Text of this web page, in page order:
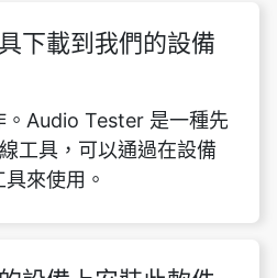
下載到我們的設備
。Audio Tester 是一種先
工具，可以通過在設備
來使用。